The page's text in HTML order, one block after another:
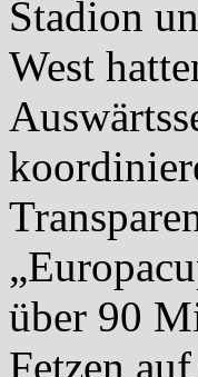
Stadion
West
über 90
Fetzen